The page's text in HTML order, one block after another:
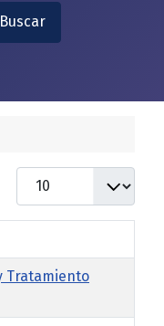
Buscar
Cantidad
Tratamiento